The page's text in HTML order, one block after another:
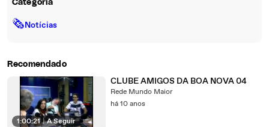
Categoria
🗞Notícias
Recomendado
1:00:21 | A Seguir
CLUBE AMIGOS DA BOA NOVA 04
Rede Mundo Maior
há 10 anos